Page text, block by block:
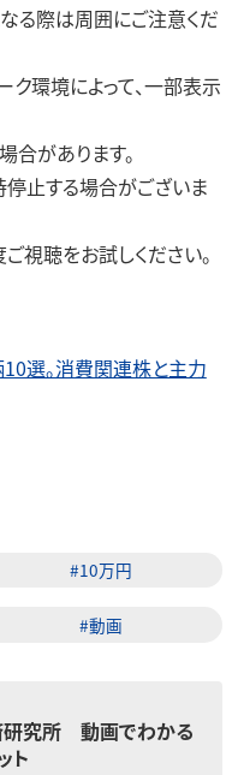
る際は周囲にご注意くだ
環境によって、一部表示
合があります。
止する場合がございま
視聴をお試しください。
選。消費関連株と主力
#10万円
#動画
研究所 動画でわかる
ト